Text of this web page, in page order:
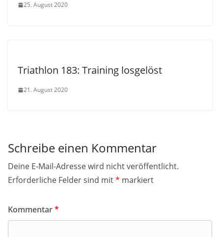
25. August 2020
Triathlon 183: Training losgelöst
21. August 2020
Schreibe einen Kommentar
Deine E-Mail-Adresse wird nicht veröffentlicht.
Erforderliche Felder sind mit* markiert
Kommentar*